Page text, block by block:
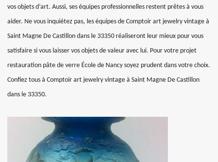
vos objets d’art. Aussi, ses équipes professionnelles restent prêtes à vous
aider. Ne vous inquiétez pas, les équipes de Comptoir art jewelry vintage à
Saint Magne De Castillon dans le 33350 réaliseront leur mieux pour vous
satisfaire si vous laisser vos objets de valeur avec lui. Pour votre projet
restauration pâte de verre École de Nancy soyez prudent dans votre choix.
Confiez tous à Comptoir art jewelry vintage à Saint Magne De Castillon
dans le 33350.